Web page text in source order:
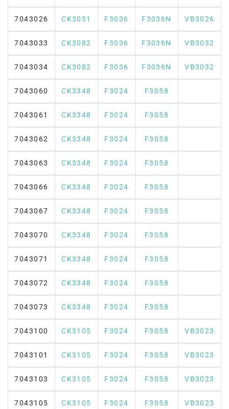
7043026 CK3051 F3036 F3036N VB3026
7043033 CK3082 F3036 F3036N VB3032
7043034 CK3082 F3036 F3036N VB3032
7043060 CK3348 F3024 F3058
7043061 CK3348 F3024 F3058
7043062 CK3348 F3024 F3058
7043063 CK3348 F3024 F3058
7043066 CK3348 F3024 F3058
7043067 CK3348 F3024 F3058
7043070 CK3348 F3024 F3058
7043071 CK3348 F3024 F3058
7043072 CK3348 F3024 F3058
7043073 CK3348 F3024 F3058
7043100 CK3105 F3024 F3058 VB3023
7043101 CK3105 F3024 F3058 VB3023
7043103 CK3105 F3024 F3058 VB3023
7043105 CK3105 F3024 F3058 VB3023